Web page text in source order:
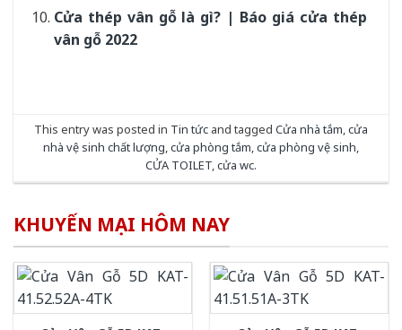
Cửa thép vân gỗ là gì? | Báo giá cửa thép
vân gỗ 2022
This entry was posted in Tin tức and tagged Cửa nhà tắm,cửa
nhà vệ sinh chất lượng,cửa phòng tắm,cửa phòng vệ sinh,
CỬA TOILET,cửa wc.
KHUYẾN MẠI HÔM NAY